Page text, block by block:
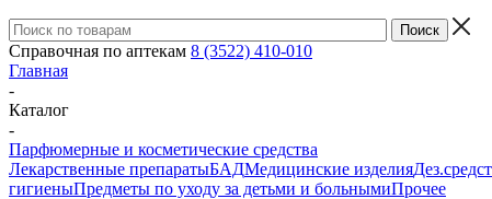
Справочная по аптекам 8 (3522) 410-010
Главная
-
Каталог
-
Парфюмерные и косметические средства
Лекарственные препаратыБАДМедицинские изделия
гигиеныПредметы по уходу за детьми и больнымиПрочее